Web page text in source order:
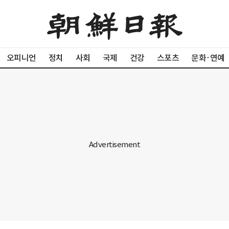
오피니언 정치 사회 국제 건강 스포츠 문화·연예